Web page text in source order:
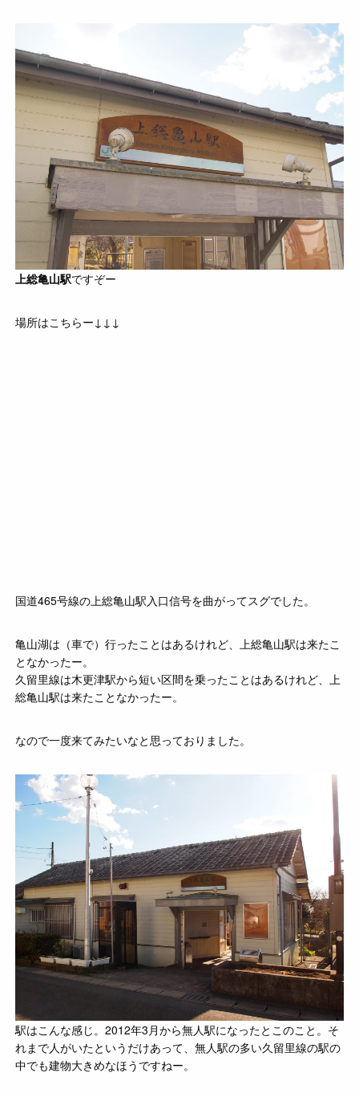
上総亀山駅ですぞー
場所はこちらー↓↓↓
国道465号線の上総亀山駅入口信号を曲がってスグでした。
亀山湖は（車で）行ったことはあるけれど、上総亀山駅は来たこ
となかったー。
久留里線は木更津駅から短い区間を乗ったことはあるけれど、上
総亀山駅は来たことなかったー。
なので一度来てみたいなと思っておりました。
駅はこんな感じ。2012年3月から無人駅になったとこのこと。そ
れまで人がいたというだけあって、無人駅の多い久留里線の駅の
中でも建物大きめなほうですねー。